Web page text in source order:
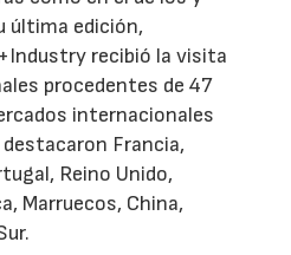
última edición,
recibió la visita
procedentes de 47
internacionales
Francia,
Reino Unido,
Marruecos, China,